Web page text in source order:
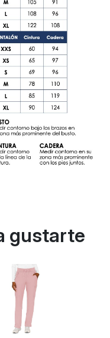
gustarte